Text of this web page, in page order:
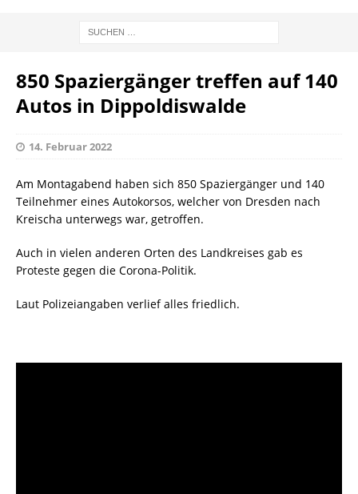
850 Spaziergänger treffen auf 140
Autos in Dippoldiswalde
14. Februar 2022
Am Montagabend haben sich 850 Spaziergänger und 140
Teilnehmer eines Autokorsos, welcher von Dresden nach
Kreischa unterwegs war, getroffen.
Auch in vielen anderen Orten des Landkreises gab es
Proteste gegen die Corona-Politik.
Laut Polizeiangaben verlief alles friedlich.